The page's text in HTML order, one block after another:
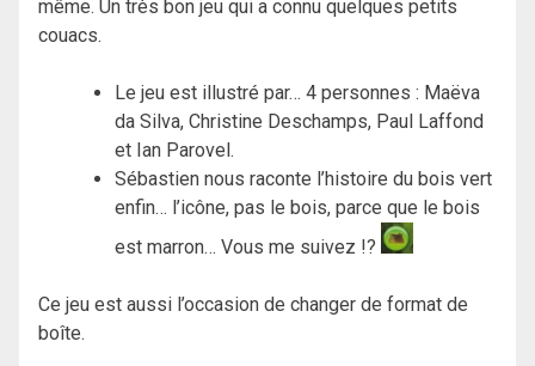
même. Un très bon jeu qui a connu quelques petits
couacs.
Le jeu est illustré par… 4 personnes : Maëva
da Silva, Christine Deschamps, Paul Laffond
et Ian Parovel.
Sébastien nous raconte l’histoire du bois vert
enfin… l’icône, pas le bois, parce que le bois
est marron… Vous me suivez !?
Ce jeu est aussi l’occasion de changer de format de
boîte.